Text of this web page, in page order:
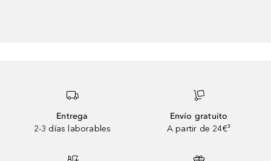
Entrega
2-3 días laborables
Envío gratuito
A partir de 24€³